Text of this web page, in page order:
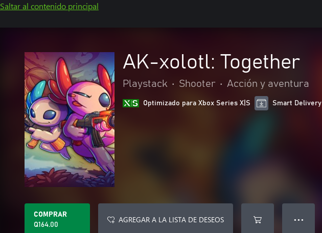
Saltar al contenido principal
AK-xolotl: Together
Playstack • Shooter • Acción y aventura
Optimizado para Xbox Series X|S Smart Delivery
COMPRAR
Q164.00
AGREGAR A LA LISTA DE DESEOS ● ● ●